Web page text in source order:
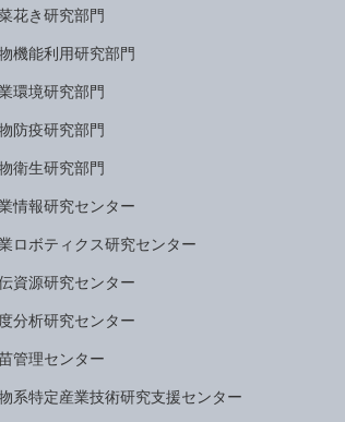
花き研究部門
機能利用研究部門
環境研究部門
防疫研究部門
衛生研究部門
情報研究センター
ロボティクス研究センター
資源研究センター
分析研究センター
管理センター
系特定産業技術研究支援センター